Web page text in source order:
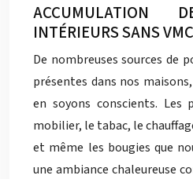
ACCUMULATION
INTÉRIEURS SANS VMC
De nombreuses sources de
présentes dans nos
en soyons conscients. Les
mobilier, le tabac, le
et même les bougies que
une ambiance chaleureuse